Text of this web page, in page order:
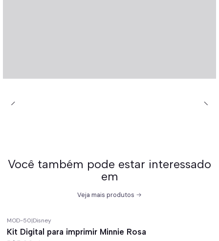
Você também pode estar interessado
em
Veja mais produtos
-67% off
MOD-50|Disney
Kit Digital para imprimir Minnie Rosa